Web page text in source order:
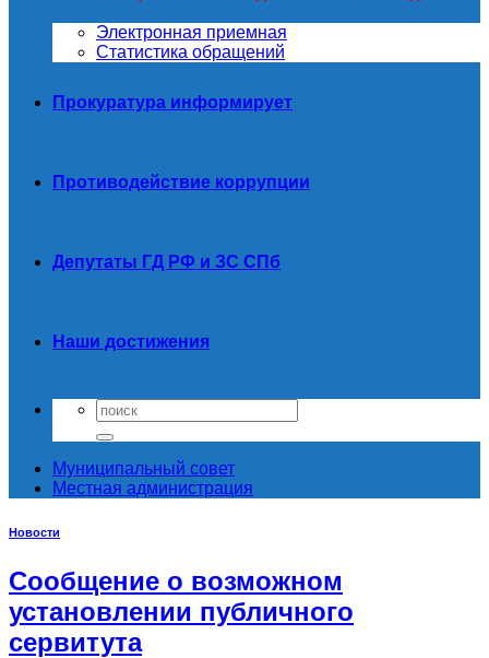
Электронная приемная
Статистика обращений
Прокуратура информирует
Противодействие коррупции
Депутаты ГД РФ и ЗС СПб
Наши достижения
Муниципальный совет
Местная администрация
Новости
Сообщение о возможном
установлении публичного
сервитута